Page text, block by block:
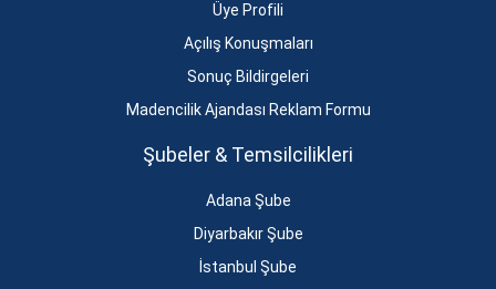
Üye Profili
Açılış Konuşmaları
Sonuç Bildirgeleri
Madencilik Ajandası Reklam Formu
Şubeler & Temsilcilikleri
Adana Şube
Diyarbakır Şube
İstanbul Şube